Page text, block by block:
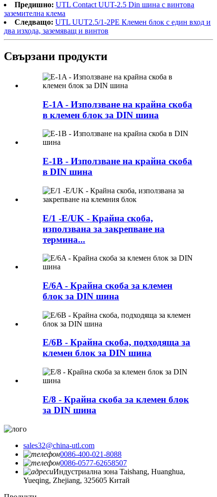
Предишно: UTL Contact UUT-2.5 Din шина с винтова
заземителна клема
Следващо: UTL UUT2.5/1-2PE Клемен блок с един вход и
два изхода, заземяващ и винтов
Свързани продукти
E-1A - Използване на крайна скоба
в клемен блок за DIN шина
E-1B - Използване на крайна скоба
в DIN шина
E/1 -E/UK - Крайна скоба,
използвана за закрепване на
термина...
E/6A - Крайна скоба за клемен
блок за DIN шина
E/6B - Крайна скоба, подходяща за
клемен блок за DIN шина
E/8 - Крайна скоба за клемен блок
за DIN шина
sales32@china-utl.com
0086-400-021-8088
0086-0577-62658507
Индустриална зона Taishang, Huanghua,
Yueqing, Zhejiang, 325605 Китай